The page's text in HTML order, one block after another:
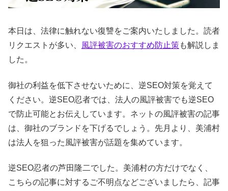
本日は、法律に触れない復讐をご案内いたしました。読者
リクエストが多い、
風評被害のおすすめ防止策も解説しま
した。
御社の利益を低下させないために、逆SEO対策を覚えて
ください。逆SEO忍者では、法人の風評被害でも逆SEO
で防止可能とお伝えしています。ネットの風評被害の記事
は、御社のブランドを下げるでしょう。先月より、美浦村
は法人を狙った風評被害が話題を集めています。
逆SEO忍者の芦田隆二でした。美浦村の方だけでなく、
こちらの記事に対するご不明点などございましたら、記事